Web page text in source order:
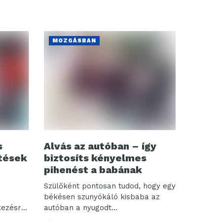
MOZGÁSBAN
Alvás az autóban – így
biztosíts kényelmes
pihenést a babának
Szülőként pontosan tudod, hogy egy
békésen szunyókáló kisbaba az
autóban a nyugodt...